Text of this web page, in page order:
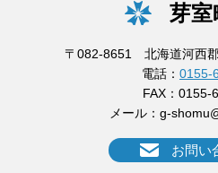
芽室
〒082-8651 北海道河西
電話： 0155-
FAX：0155-
メール：g-
お問い